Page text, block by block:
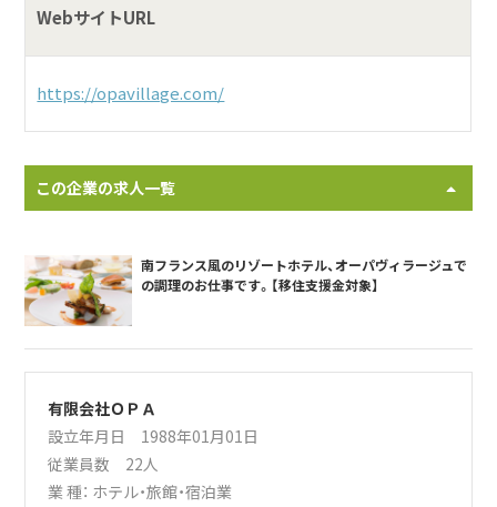
WebサイトURL
https://opavillage.com/
この企業の求人一覧
南フランス風のリゾートホテル、オーパヴィラージュで
の調理のお仕事です。【移住支援金対象】
有限会社ＯＰＡ
設立年月日 1988年01月01日
従業員数 22人
業 種： ホテル・旅館・宿泊業